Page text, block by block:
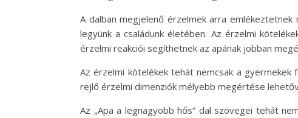
A dalban megjelenő érzelmek arra
legyünk a családunk életében. Az érzelmi
érzelmi reakciói segíthetnek az apának jobban
Az érzelmi kötelékek tehát nemcsak a gyermekek
rejlő érzelmi dimenziók mélyebb megértése
Az „Apa a legnagyobb hős” dal szövegei tehát